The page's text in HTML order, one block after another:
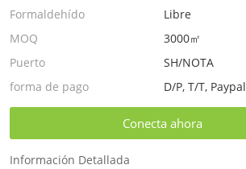
Formaldehído
Libre
MOQ
3000㎡
Puerto
SH/NOTA
forma de pago
D/P, T/T, Paypal
Conecta ahora
Información Detallada